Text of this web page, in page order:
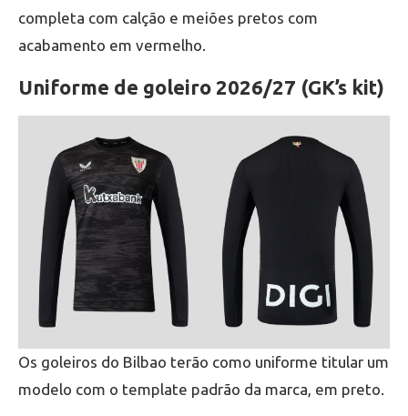
completa com calção e meiões pretos com
acabamento em vermelho.
Uniforme de goleiro 2026/27 (GK’s kit)
Os goleiros do Bilbao terão como uniforme titular um
modelo com o template padrão da marca, em preto.